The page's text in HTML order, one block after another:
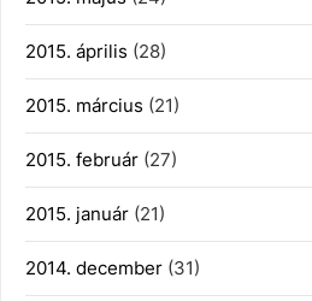
2015. április (28)
2015. március (21)
2015. február (27)
2015. január (21)
2014. december (31)